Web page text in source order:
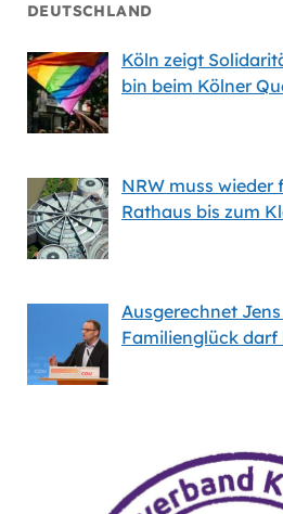
DEUTSCHLAND
Köln zeigt
bin beim Kölner
NRW muss wieder
Rathaus bis zum
Ausgerechnet
Familienglück darf